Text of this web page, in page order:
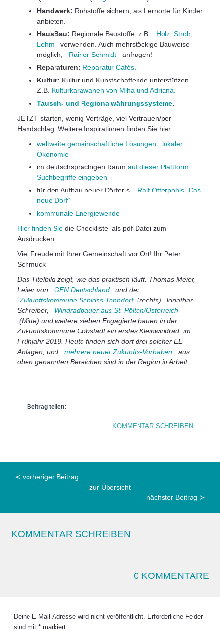
Handwerk: Rohstoffe sichern, als Lernorte für Kinder
anbieten.
HausBau: Regionale Baustoffe, z.B. Holz, Stroh,
Lehm verwenden. Auch mehrstöckige Bauweise
möglich, Rainer Schmidt anfragen!
Reparaturen: Reparatur Cafés
Kultur: Kultur und Kunstschaffende unterstützen.
Z.B. Kulturkarawanen von Miha und Adriana.
Tausch- und Regionalwährungssysteme.
JETZT starten, wenig Verträge, viel Vertrauen/per
Handschlag. Weitere Inspirationen finden Sie hier:
weltweite gemeinschaftliche Lösungen lokaler
Ökonomie
im deutschsprachigen Raum auf dieser Plattform
Suchbegriffe eingeben
für den Aufbau neuer Dörfer s. Ralf Otterpohls „Das
neue Dorf“
kommunale Energiewende
Hier finden Sie die Checkliste als pdf-Datei zum
Ausdrucken.
Viel Freude mit Ihrer Gemeinschaft vor Ort! Ihr Peter
Schmuck
Das Titelbild zeigt, wie das praktisch läuft. Thomas Meier,
Leiter von GEN Deutschland und der
Zukunftskommune Schloss Tonndorf(rechts), Jonathan
Schreiber, Windradbauer aus St. Pölten/Österreich
(Mitte) und weitere sieben Engagierte bauen in der
Zukunftskommune Cobstädt ein erstes Kleinwindrad im
Frühjahr 2019. Heute finden sich dort drei solcher EE
Anlagen; und mehrere neuer Zukunfts-Vorhaben aus
oben genannten Bereichen sind in der Region in Arbeit.
Beitrag teilen:
KOMMENTAR SCHREIBEN
≺ vorheriger Beitrag
zur Übersicht
nächster Beitrag ≻
KOMMENTAR SCHREIBEN
0 KOMMENTARE
Deine E-Mail-Adresse wird nicht veröffentlicht.
Erforderliche Felder
sind mit *markiert